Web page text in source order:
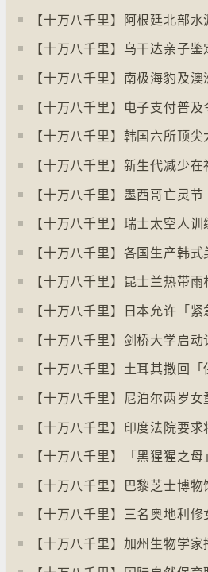
【十万八千里】乌干达亲子
【十万八千里】新生代减少
【十万八千里】尼泊尔两岁